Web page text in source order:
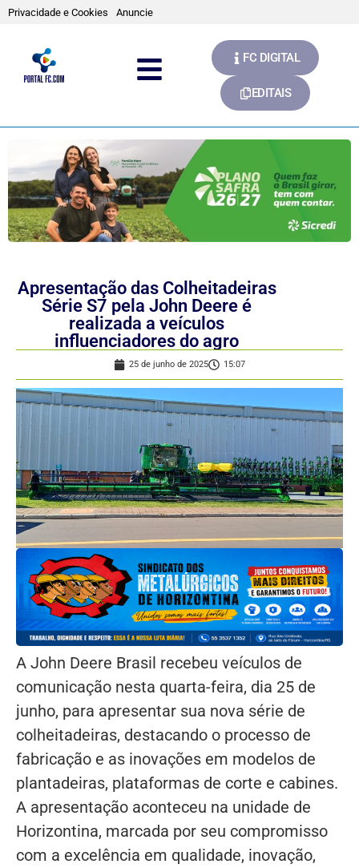
Privacidade e Cookies Anuncie
FC DIGITAL
EDITAIS
Apresentação das Colheitadeiras
Série S7 pela John Deere é
realizada a veículos
influenciadores do agro
25 de junho de 2025 15:07
A John Deere Brasil recebeu veículos de
comunicação nesta quarta-feira, dia 25 de
junho, para apresentar sua nova série de
colheitadeiras, destacando o processo de
fabricação e as inovações em modelos de
plantadeiras, plataformas de corte e cabines.
A apresentação aconteceu na unidade de
Horizontina, marcada por seu compromisso
com a excelência em qualidade, inovação,